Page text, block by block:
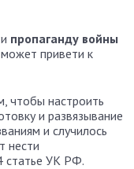
пропаганду войны
привети к
чтобы настроить
и развязывание
и случилось
нести
статье УК РФ.